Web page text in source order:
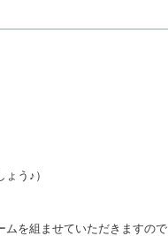
う♪）
ムを組ませていただきますので